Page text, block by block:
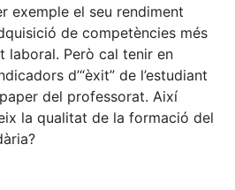
exemple el seu rendiment
de competències més
laboral. Però cal tenir en
d’“èxit” de l’estudiant
del professorat. Així
la qualitat de la formació del